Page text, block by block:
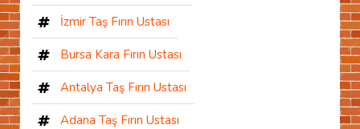
İzmir Taş Fırın Ustası
Bursa Kara Fırın Ustası
Antalya Taş Fırın Ustası
Adana Taş Fırın Ustası